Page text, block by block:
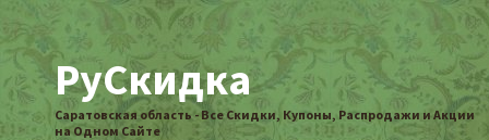
РуСкидка
Саратовская область - Все Скидки, Купоны, Распродажи и Акции
на Одном Сайте